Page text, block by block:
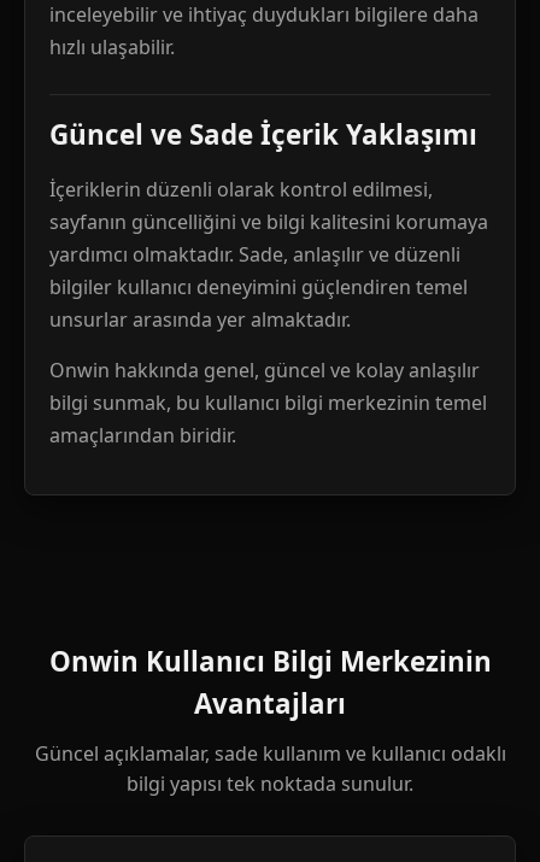
inceleyebilir ve ihtiyaç duydukları bilgilere daha
hızlı ulaşabilir.
Güncel ve Sade İçerik Yaklaşımı
İçeriklerin düzenli olarak kontrol edilmesi,
sayfanın güncelliğini ve bilgi kalitesini korumaya
yardımcı olmaktadır. Sade, anlaşılır ve düzenli
bilgiler kullanıcı deneyimini güçlendiren temel
unsurlar arasında yer almaktadır.
Onwin hakkında genel, güncel ve kolay anlaşılır
bilgi sunmak, bu kullanıcı bilgi merkezinin temel
amaçlarından biridir.
Onwin Kullanıcı Bilgi Merkezinin
Avantajları
Güncel açıklamalar, sade kullanım ve kullanıcı odaklı
bilgi yapısı tek noktada sunulur.